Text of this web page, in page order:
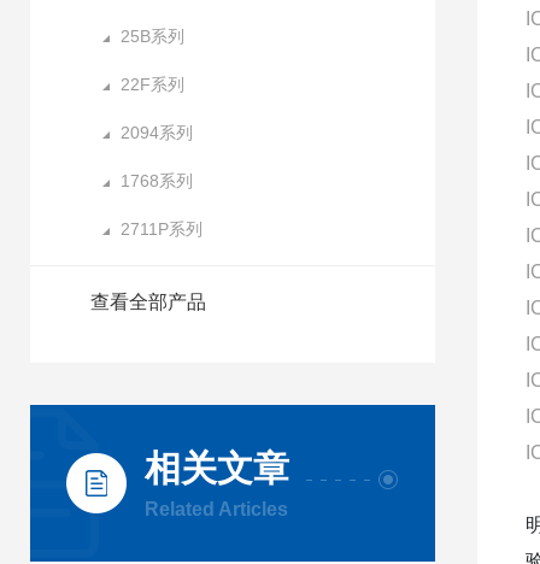
25B系列
22F系列
2094系列
1768系列
2711P系列
查看全部产品
相关文章
Related Articles